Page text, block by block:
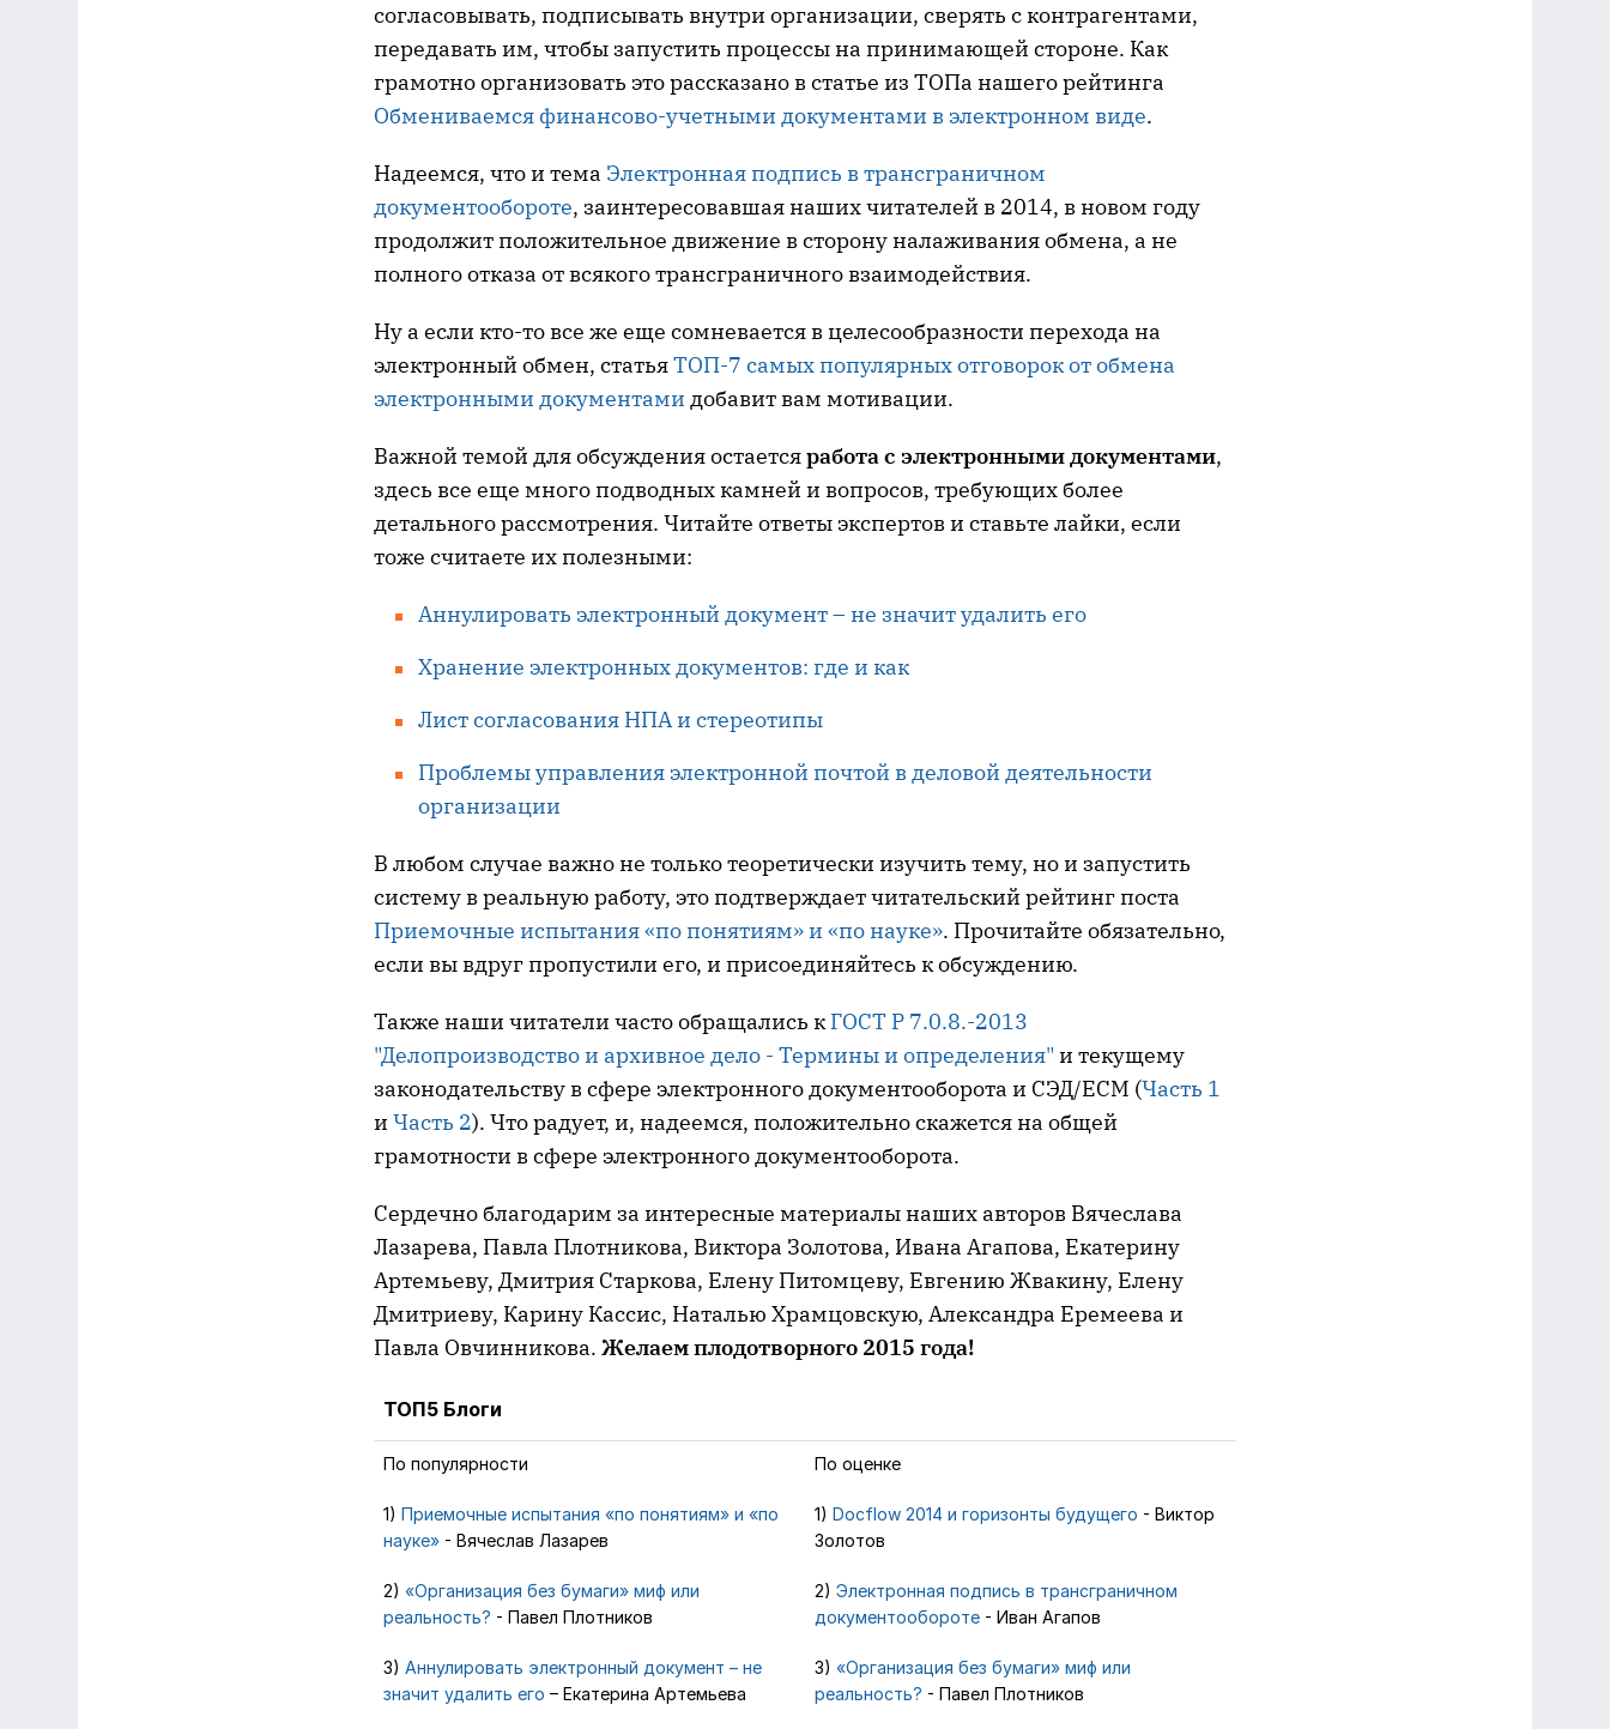
согласовывать, подписывать внутри организации, сверять с контрагентами,
передавать им, чтобы запустить процессы на принимающей стороне. Как
грамотно организовать это рассказано в статье из ТОПа нашего рейтинга
Обмениваемся финансово-учетными документами в электронном виде.
Надеемся, что и тема Электронная подпись в трансграничном
документообороте, заинтересовавшая наших читателей в 2014, в новом году
продолжит положительное движение в сторону налаживания обмена, а не
полного отказа от всякого трансграничного взаимодействия.
Ну а если кто-то все же еще сомневается в целесообразности перехода на
электронный обмен, статьяТОП-7 самых популярных отговорок от обмена
электронными документами добавит вам мотивации.
Важной темой для обсужденияостаетсяработа с электронными документами,
здесь все еще много подводных камней и вопросов, требующих более
детального рассмотрения. Читайте ответы экспертов и ставьте лайки, если
тоже считаете их полезными:
Аннулировать электронный документ – не значит удалить его
Хранение электронных документов: где и как
Лист согласования НПА и стереотипы
Проблемы управления электронной почтой в деловой деятельности
организации
В любом случае важно не только теоретически изучить тему, но и запустить
систему в реальную работу, это подтверждает читательский рейтинг поста
Приемочные испытания «по понятиям» и «по науке». Прочитайте обязательно,
если вы вдруг пропустили его, и присоединяйтесь к обсуждению.
Также наши читатели часто обращались кГОСТ Р 7.0.8.-2013
"Делопроизводство и архивное дело - Термины и определения" и текущему
законодательству в сфере электронного документооборота и СЭД/ECM (Часть 1
и Часть 2). Что радует, и, надеемся, положительно скажется на общей
грамотности в сфере электронного документооборота.
Сердечно благодарим за интересные материалы наших авторов Вячеслава
Лазарева, Павла Плотникова, Виктора Золотова, Ивана Агапова, Екатерину
Артемьеву, Дмитрия Старкова, Елену Питомцеву, Евгению Жвакину, Елену
Дмитриеву, Карину Кассис, Наталью Храмцовскую, Александра Еремеева и
Павла Овчинникова. Желаем плодотворного 2015 года!
ТОП5 Блоги
По популярности
1) Приемочные испытания «по понятиям» и «по
науке» - Вячеслав Лазарев
2) «Организация без бумаги» миф или
реальность? - Павел Плотников
3) Аннулировать электронный документ – не
значит удалить его – Екатерина Артемьева
По оценке
1) Docflow 2014 и горизонты будущего - Виктор
Золотов
2) Электронная подпись в трансграничном
документообороте - Иван Агапов
3) «Организация без бумаги» миф или
реальность? - Павел Плотников